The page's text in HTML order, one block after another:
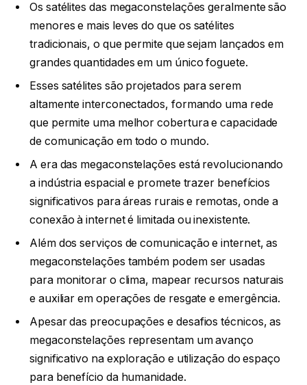
Os satélites das megaconstelações geralmente são
menores e mais leves do que os satélites
tradicionais, o que permite que sejam lançados em
grandes quantidades em um único foguete.
Esses satélites são projetados para serem
altamente interconectados, formando uma rede
que permite uma melhor cobertura e capacidade
de comunicação em todo o mundo.
A era das megaconstelações está revolucionando
a indústria espacial e promete trazer benefícios
significativos para áreas rurais e remotas, onde a
conexão à internet é limitada ou inexistente.
Além dos serviços de comunicação e internet, as
megaconstelações também podem ser usadas
para monitorar o clima, mapear recursos naturais
e auxiliar em operações de resgate e emergência.
Apesar das preocupações e desafios técnicos, as
megaconstelações representam um avanço
significativo na exploração e utilização do espaço
para benefício da humanidade.